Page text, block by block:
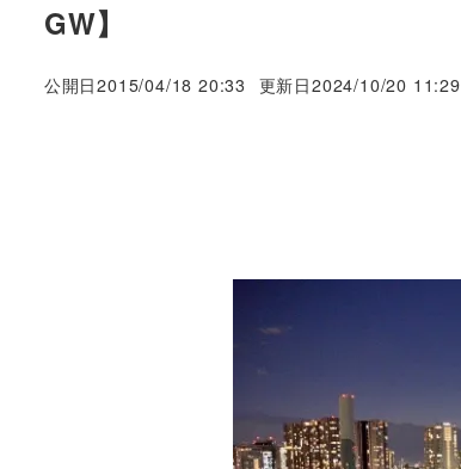
GW】
公開日2015/04/18 20:33 更新日2024/10/20 11:29